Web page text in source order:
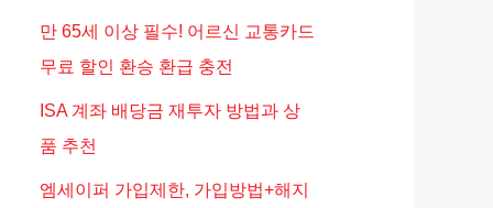
만 65세 이상 필수! 어르신 교통카드
무료 할인 환승 환급 충전
ISA 계좌 배당금 재투자 방법과 상
품 추천
엠세이퍼 가입제한, 가입방법+해지